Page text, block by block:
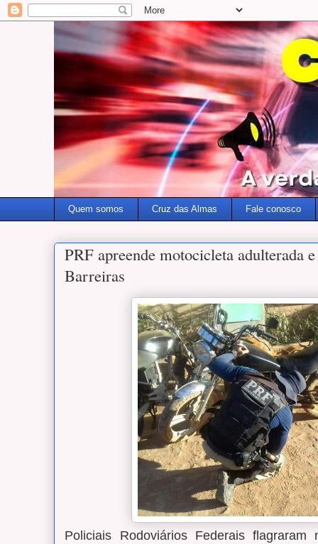
Quem somos Cruz das Almas Fale conosco
PRF apreende motocicleta adulterada
Barreiras
Policiais Rodoviários Federais flagraram